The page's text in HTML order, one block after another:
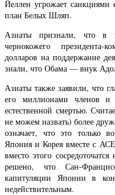
Йеллен угрожает
план Белых Шляп.
Азиаты признали, что в
чернокожего президента-
долларов на поддержание
знали, что Обама — внук
Азиаты также заявили, что
его миллионами членов и
естественной смертью.
не можем назвать) более
означает, что это только
Япония и Корея вместе с
вместо этого
решено, что Сан-
капитуляции Японии в
недействительным.